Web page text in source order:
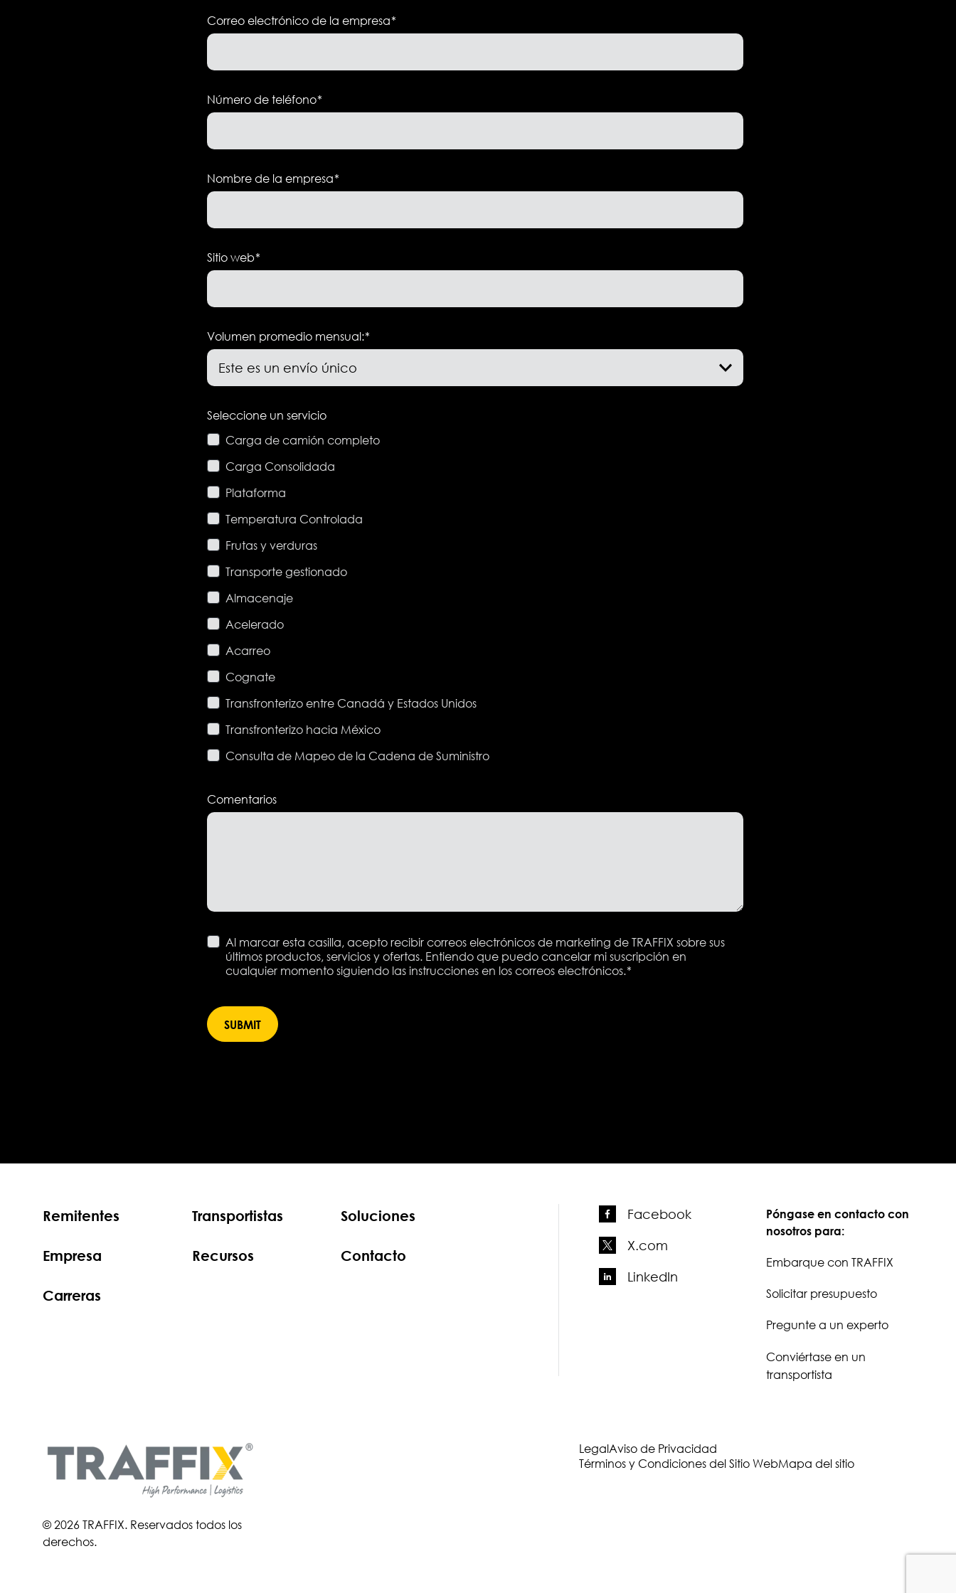
Correo electrónico de la empresa*
Número de teléfono*
Nombre de la empresa*
Sitio web*
Volumen promedio mensual:*
Seleccione un servicio
Carga de camión completo
Carga Consolidada
Plataforma
Temperatura Controlada
Frutas y verduras
Transporte gestionado
Almacenaje
Acelerado
Acarreo
Cognate
Transfronterizo entre Canadá y Estados Unidos
Transfronterizo hacia México
Consulta de Mapeo de la Cadena de Suministro
Comentarios
Al marcar esta casilla, acepto recibir correos electrónicos de marketing de TRAFFIX sobre sus
últimos productos, servicios y ofertas. Entiendo que puedo cancelar mi suscripción en
cualquier momento siguiendo las instrucciones en los correos electrónicos.*
Remitentes Transportistas Soluciones
Empresa Recursos Contacto
Carreras
Facebook
X.com
LinkedIn
Póngase en contacto con
nosotros para:
Embarque con TRAFFIX
Solicitar presupuesto
Pregunte a un experto
Conviértase en un
transportista
© 2026 TRAFFIX. Reservados todos los
derechos.
LegalAviso de Privacidad
Términos y Condiciones del Sitio WebMapa del sitio